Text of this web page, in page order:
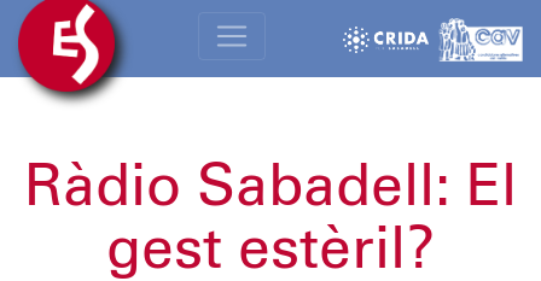
Ràdio Sabadell: El
gest estèril?